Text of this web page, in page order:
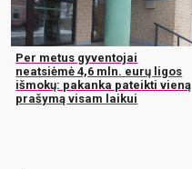
Per metus gyventojai
neatsiėmė 4,6 mln. eurų ligos
išmokų: pakanka pateikti vieną
prašymą visam laikui